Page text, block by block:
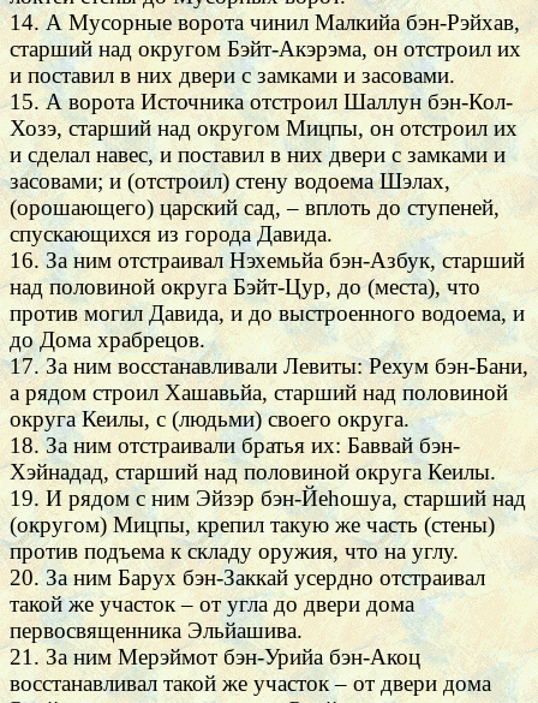
14. А Мусорные ворота чинил Малкийа бэн-Рэйхав,
старший над округом Бэйт-Акэрэма, он отстроил их
и поставил в них двери с замками и засовами.
15. А ворота Источника отстроил Шаллун бэн-Кол-
Хозэ, старший над округом Мицпы, он отстроил их
и сделал навес, и поставил в них двери с замками и
засовами; и (отстроил) стену водоема Шэлах,
(орошающего) царский сад, – вплоть до ступеней,
спускающихся из города Давида.
16. За ним отстраивал Нэхемьйа бэн-Азбук, старший
над половиной округа Бэйт-Цур, до (места), что
против могил Давида, и до выстроенного водоема, и
до Дома храбрецов.
17. За ним восстанавливали Левиты: Рехум бэн-Бани,
а рядом строил Хашавьйа, старший над половиной
округа Кеилы, с (людьми) своего округа.
18. За ним отстраивали братья их: Баввай бэн-
Хэйнадад, старший над половиной округа Кеилы.
19. И рядом с ним Эйзэр бэн-Йеhошуа, старший над
(округом) Мицпы, крепил такую же часть (стены)
против подъема к складу оружия, что на углу.
20. За ним Барух бэн-Заккай усердно отстраивал
такой же участок – от угла до двери дома
первосвященника Эльйашива.
21. За ним Мерэймот бэн-Урийа бэн-Акоц
восстанавливал такой же участок – от двери дома